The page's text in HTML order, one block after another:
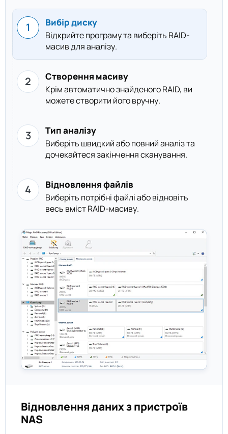
Вибір диску
Відкрийте програму та виберіть RAID-
масив для аналізу.
Створення масиву
Крім автоматично знайденого RAID, ви
можете створити його вручну.
Тип аналізу
Виберіть швидкий або повний аналіз та
дочекайтеся закінчення сканування.
Відновлення файлів
Виберіть потрібні файлі або відновіть
весь вміст RAID-масиву.
Відновлення даних з пристроїв
NAS